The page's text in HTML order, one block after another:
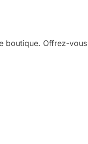
boutique. Offrez-